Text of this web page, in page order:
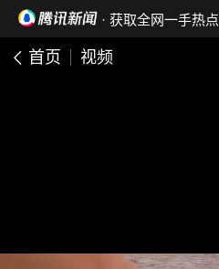
· 获取全网一手热点
首页 视频